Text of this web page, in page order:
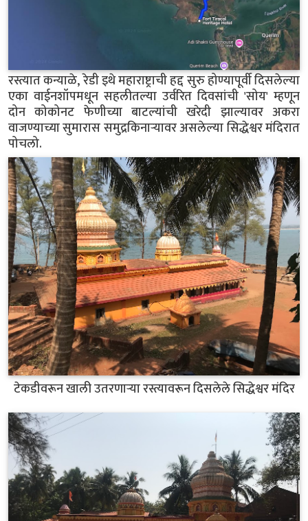
रस्त्यात कन्याळे, रेडी इथे महाराष्ट्राची हद्द सुरु होण्यापूर्वी दिसलेल्या
एका वाईनशॉपमधून सहलीतल्या उर्वरित दिवसांची 'सोय' म्हणून
दोन कोकोनट फेणीच्या बाटल्यांची खरेदी झाल्यावर अकरा
वाजण्याच्या सुमारास समुद्रकिनाऱ्यावर असलेल्या सिद्धेश्वर मंदिरात
पोचलो.
टेकडीवरून खाली उतरणाऱ्या रस्त्यावरून दिसलेले सिद्धेश्वर मंदिर